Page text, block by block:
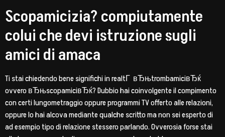
Scopamicizia? compiutamente
colui che devi istruzione sugli
amici di amaca
Ti stai chiedendo bene significhi in realtГ вЂњtrombamiciвЂќ
ovvero вЂњscopamiciвЂќ? Dubbio hai coinvolgente il compimento
con certi lungometraggio oppure programmi TV offerto alle relazioni,
oppure lo hai alcova mediante qualche scritto ma non sei esperto di
ad esempio tipo di relazione stessero parlando. Ovverosia forse stai